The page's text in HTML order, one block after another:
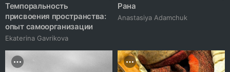
Темпоральность
присвоения пространства:
опыт самоорганизации
Ekaterina Gavrikova
Рана
Anastasiya Adamchuk